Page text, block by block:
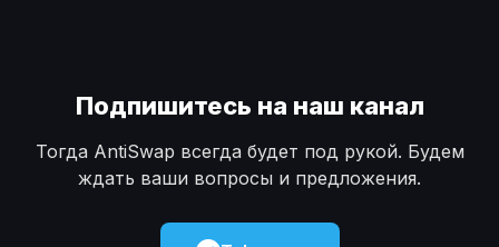
Подпишитесь на наш канал
Тогда AntiSwap всегда будет под рукой. Будем
ждать ваши вопросы и предложения.